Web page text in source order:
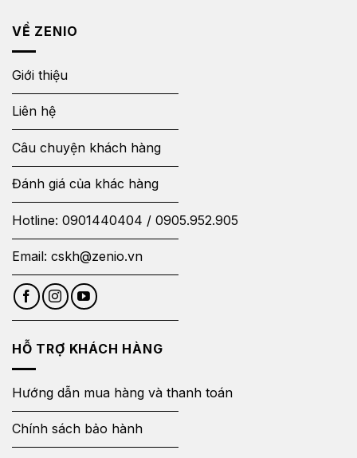
VỀ ZENIO
Giới thiệu
Liên hệ
Câu chuyện khách hàng
Đánh giá của khác hàng
Hotline: 0901440404 / 0905.952.905
Email: cskh@zenio.vn
HỖ TRỢ KHÁCH HÀNG
Hướng dẫn mua hàng và thanh toán
Chính sách bảo hành